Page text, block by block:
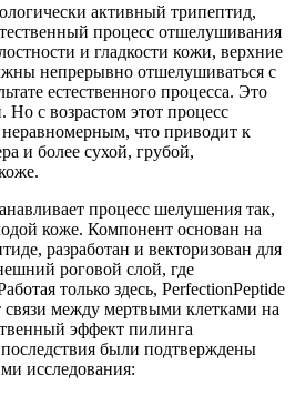
активный трипептид,
процесс отшелушивания
и гладкости кожи, верхние
непрерывно отшелушиваться с
естественного процесса. Это
Но с возрастом этот процесс
что приводит к
и более сухой, грубой,
процесс шелушения так,
коже. Компонент основан на
разработан и векторизован для
роговой слой, где
только здесь, PerfectionPeptide
связи между мертвыми клетками на
эффект пилинга
были подтверждены
исследования: